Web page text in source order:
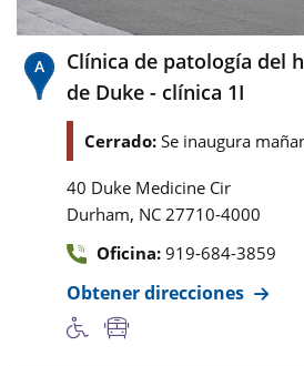
Clínica de patología del
de Duke - clínica 1I
Cerrado: Se inaugura
40 Duke Medicine Cir
Durham, NC 27710-4000
Oficina: 919-684-3859
Obtener direcciones